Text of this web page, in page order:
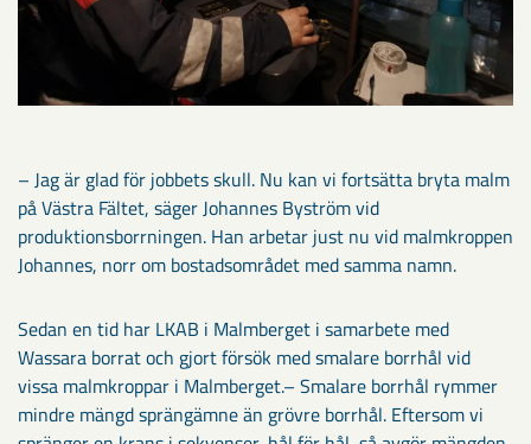
– Jag är glad för jobbets skull. Nu kan vi fortsätta bryta malm
på Västra Fältet, säger Johannes Byström vid
produktionsborrningen. Han arbetar just nu vid malmkroppen
Johannes, norr om bostadsområdet med samma namn.
Sedan en tid har LKAB i Malmberget i samarbete med
Wassara borrat och gjort försök med smalare borrhål vid
vissa malmkroppar i Malmberget.– Smalare borrhål rymmer
mindre mängd sprängämne än grövre borrhål. Eftersom vi